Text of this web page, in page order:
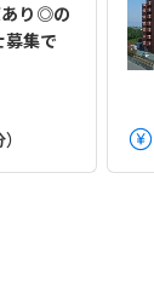
あり◎の
集で